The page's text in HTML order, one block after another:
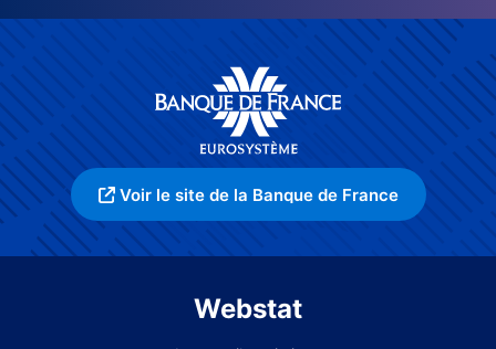
Voir le site de la Banque de France
Webstat